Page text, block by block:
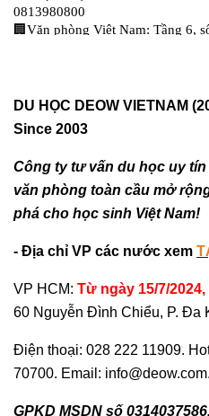
DU HỌC DEOW VIETNAM
Since 2003
Công ty tư vấn du học uy
văn phòng toàn cầu mở
phá cho học sinh Việt Nam!
- Địa chỉ VP các nước xem
VP HCM: Từ ngày 15/7/2024,
60 Nguyễn Đình Chiểu, P. Đa
Điện thoại: 028 222 11909.
70700. Email:
GPKD MSDN số 0314037586,